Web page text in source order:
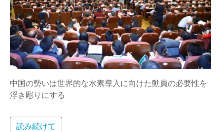
中国の勢いは世界的な水素導入に向けた動員の必要性を
浮き彫りにする
読み続けて